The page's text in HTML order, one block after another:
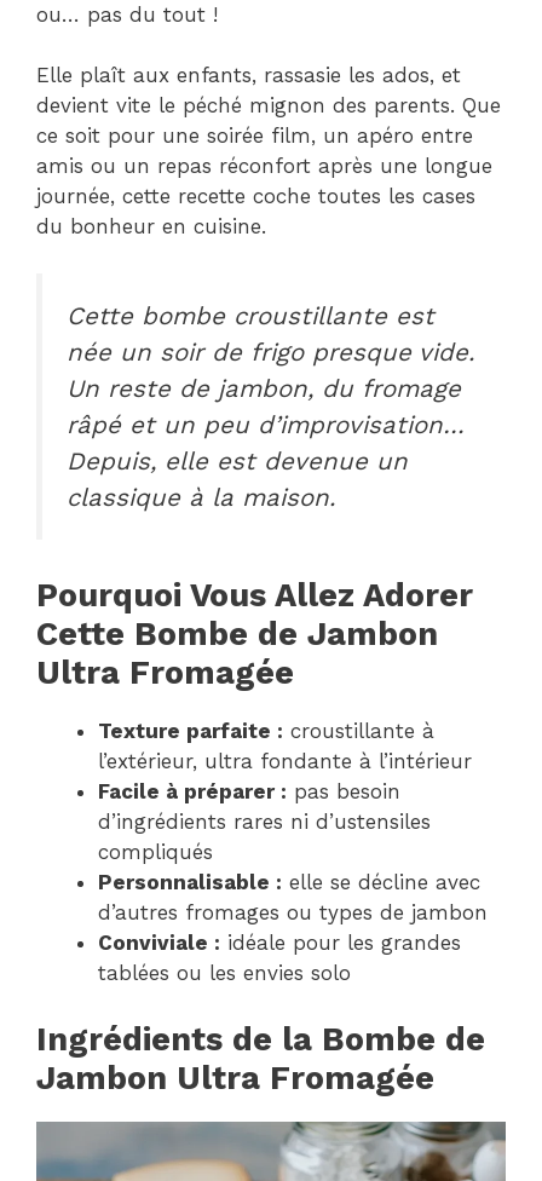
ou… pas du tout !
Elle plaît aux enfants, rassasie les ados, et
devient vite le péché mignon des parents. Que
ce soit pour une soirée film, un apéro entre
amis ou un repas réconfort après une longue
journée, cette recette coche toutes les cases
du bonheur en cuisine.
Cette bombe croustillante est
née un soir de frigo presque vide.
Un reste de jambon, du fromage
râpé et un peu d’improvisation…
Depuis, elle est devenue un
classique à la maison.
Pourquoi Vous Allez Adorer
Cette Bombe de Jambon
Ultra Fromagée
Texture parfaite : croustillante à
l’extérieur, ultra fondante à l’intérieur
Facile à préparer : pas besoin
d’ingrédients rares ni d’ustensiles
compliqués
Personnalisable : elle se décline avec
d’autres fromages ou types de jambon
Conviviale : idéale pour les grandes
tablées ou les envies solo
Ingrédients de la Bombe de
Jambon Ultra Fromagée